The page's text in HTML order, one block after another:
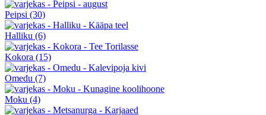
Peipsi (30)
Halliku (6)
Kokora (15)
Omedu (7)
Moku (4)